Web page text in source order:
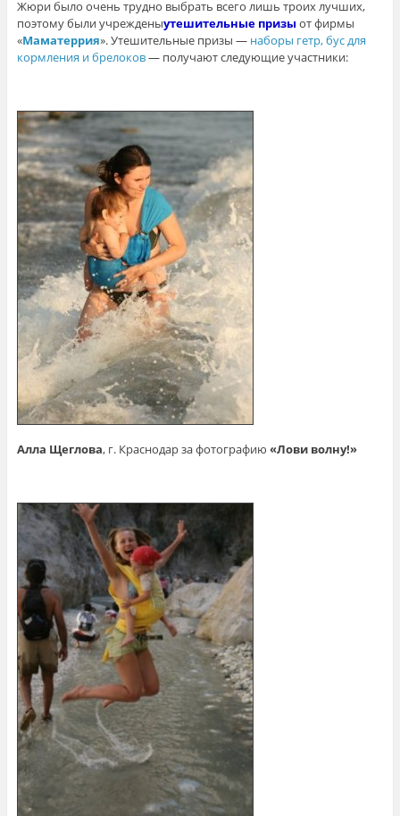
Жюри было очень трудно выбрать всего лишь троих лучших,
поэтому были учрежденыутешительные призы от фирмы
«Маматеррия». Утешительные призы — наборы гетр, бус для
кормления и брелоков— получают следующие участники:
Алла Щеглова, г. Краснодар за фотографию «Лови волну!»